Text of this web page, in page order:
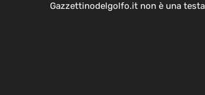
Gazzettinodelgolfo.it non è una